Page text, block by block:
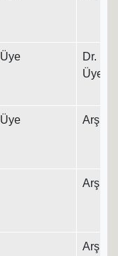
Üye
Dr.
Üyesi
Üye Arş.
Arş.
Arş.